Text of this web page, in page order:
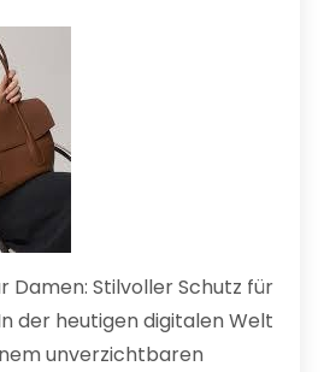
Damen: Stilvoller Schutz für
der heutigen digitalen Welt
unverzichtbaren